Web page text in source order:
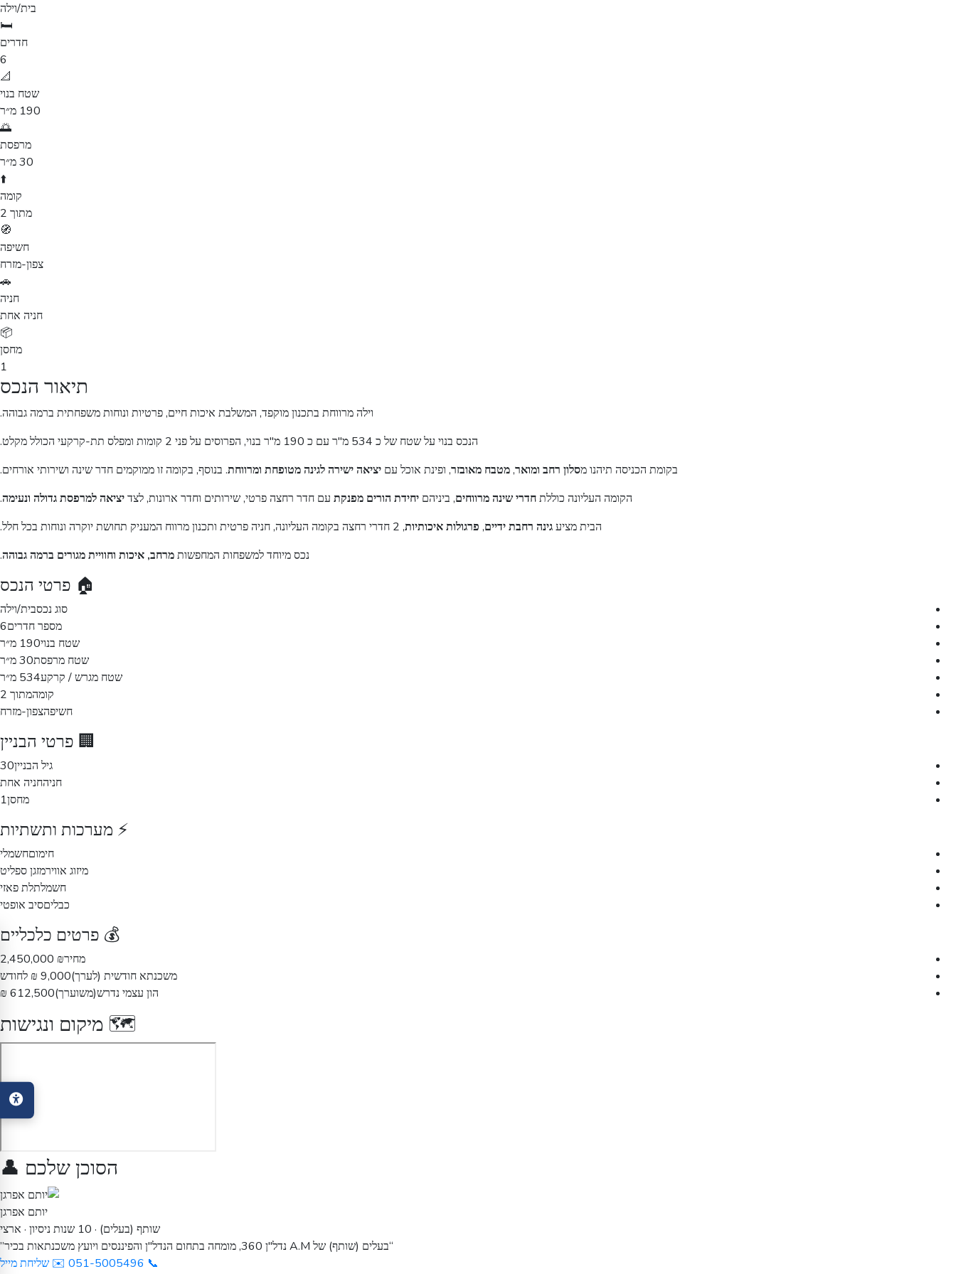
בית/וילה
🛏️
חדרים
6
📐
שטח בנוי
190 מ״ר
🌅
מרפסת
30 מ״ר
⬆️
קומה
מתוך 2
🧭
חשיפה
צפון-מזרח
🚗
חניה
חניה אחת
📦
מחסן
1
תיאור הנכס
וילה מרווחת בתכנון מוקפד, המשלבת איכות חיים, פרטיות ונוחות משפחתית ברמה גבוהה.
הנכס בנוי על שטח של כ 534 מ"ר עם כ 190 מ"ר בנוי, הפרוסים על פני 2 קומות ומפלס תת-קרקעי הכולל מקלט.
בקומת הכניסה תיהנו מסלון רחב ומואר,מטבח מאובזר, ופינת אוכל עם יציאה ישירה לגינה מטופחת ומרווחת. בנוסף, בקומה זו ממוקמים חדר שינה ושירותי אורחים.
הקומה העליונה כוללתחדרי שינה מרווחים, ביניהם יחידת הורים מפנקת עם חדר רחצה פרטי, שירותים וחדר ארונות, לצדיציאה למרפסת גדולה ונעימה.
הבית מציעגינה רחבת ידיים, פרגולות איכותיות, 2 חדרי רחצה בקומה העליונה, חניה פרטית ותכנון מרווח המעניק תחושת יוקרה ונוחות בכל חלל.
נכס מיוחד למשפחות המחפשותמרחב, איכות וחוויית מגורים ברמה גבוהה.
🏠 פרטי הנכס
סוג נכסבית/וילה
מספר חדרים6
שטח בנוי190 מ״ר
שטח מרפסת30 מ״ר
שטח מגרש / קרקע534 מ״ר
קומהמתוך 2
חשיפהצפון-מזרח
🏢 פרטי הבניין
גיל הבניין30
חניהחניה אחת
מחסן1
⚡ מערכות ותשתיות
חימוםחשמלי
מיזוג אווירמזגן ספליט
חשמלתלת פאזי
כבליםסיב אופטי
💰 פרטים כלכליים
מחיר₪ 2,450,000
משכנתא חודשית (לערך)9,000 ₪ לחודש
הון עצמי נדרש(משוערך)612,500 ₪
🗺️ מיקום ונגישות
הסוכן שלכם 👤
יותם אפרגן
שותף (בעלים) · 10 שנות ניסיון · ארצי
“בעלים (שותף) של A.M נדל"ן 360, מומחה בתחום הנדל"ן והפיננסים ויועץ משכנתאות בכיר”
📞
✉️ שליחת מייל